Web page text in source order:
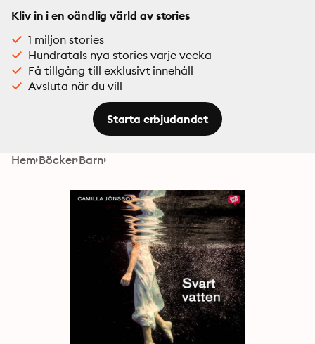
Kliv in i en oändlig värld av stories
1 miljon stories
Hundratals nya stories varje vecka
Få tillgång till exklusivt innehåll
Avsluta när du vill
Starta erbjudandet
Hem Böcker Barn